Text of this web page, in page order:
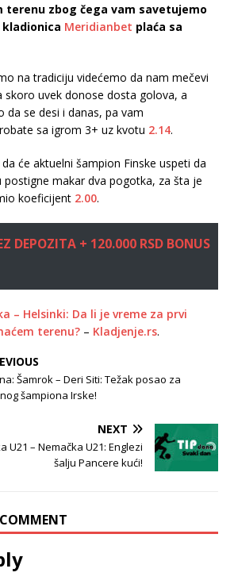
terenu zbog čega vam savetujemo
Meridianbet plaća sa
na tradiciju videćemo da nam mečevi
skoro uvek donose dosta golova, a
da se desi i danas, pa vam
sa igrom 3+ uz kvotu 2.14.
će aktuelni šampion Finske uspeti da
makar dva pogotka, za šta je
koeficijent 2.00.
DEPOZITA + 120.000 RSD BONUS
– Helsinki: Da li je vreme za prvi
terenu? – Kladjenje.rs.
Šamrok – Deri Siti: Težak posao za
šampiona Irske!
NEXT
U21 – Nemačka U21: Englezi
šalju Pancere kući!